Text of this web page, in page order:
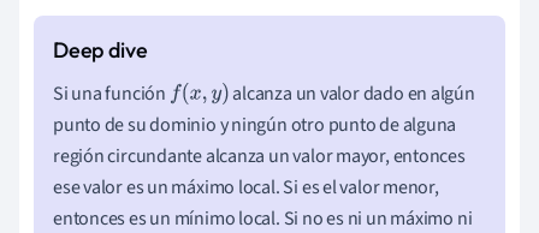
Si una función f(x,y)
alcanza un valor dado en algún
punto de su dominio y ningún otro punto de alguna
región circundante alcanza un valor mayor, entonces
ese valor es un máximo local. Si es el valor menor,
entonces es un mínimo local. Si no es ni un máximo ni